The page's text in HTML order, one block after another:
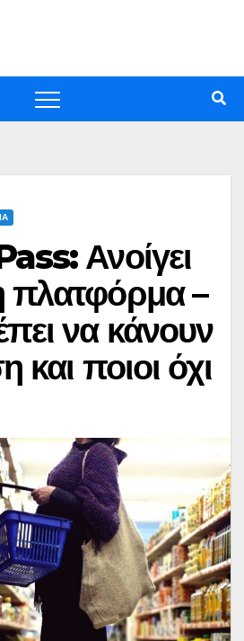
Ανοίγει
πλατφόρμα –
να κάνουν
και ποιοι όχι